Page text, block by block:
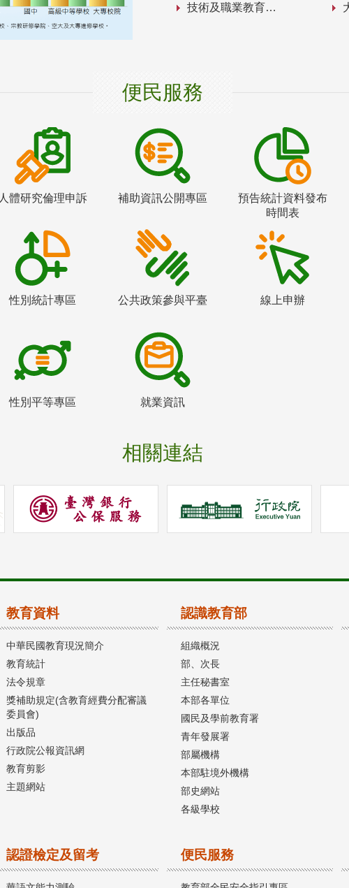
技術及職業教育
便民服務
人體研究倫理申訴 補助資訊公開專區
預告統計資料發布
時間表
性別統計專區 公共政策參與平臺 線上申辦
性別平等專區 就業資訊
相關連結
教育資料
中華民國教育現況簡介
教育統計
法令規章
獎補助規定(含教育經費分配審議
委員會)
出版品
行政院公報資訊網
教育剪影
主題網站
認識教育部
組織概況
部、次長
主任秘書室
本部各單位
國民及學前教育署
青年發展署
部屬機構
本部駐境外機構
部史網站
各級學校
認證檢定及留考 便民服務